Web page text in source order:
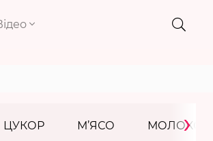
ЦУКОР М’ЯСО МОЛОКО
›